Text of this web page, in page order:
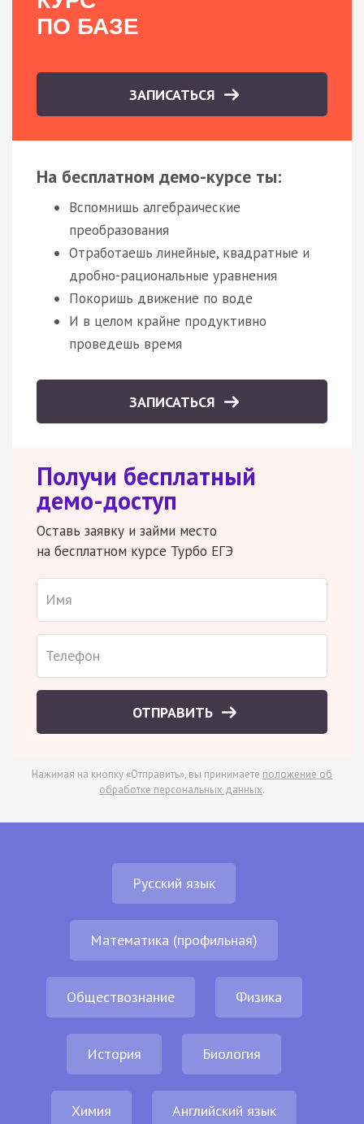
ПО БАЗЕ
ЗАПИСАТЬСЯ
На бесплатном демо-курсе ты:
Вспомнишь алгебраические
преобразования
Отработаешь линейные, квадратные и
дробно-рациональные уравнения
Покоришь движение по воде
И в целом крайне продуктивно
проведешь время
ЗАПИСАТЬСЯ
Получи бесплатный
демо-доступ
Оставь заявку и займи место
на бесплатном курсе Турбо ЕГЭ
ОТПРАВИТЬ
Нажимая на кнопку «Отправить», вы принимаете положение об
обработке персональных данных.
Русский язык
Математика (профильная)
Обществознание Физика
История Биология
Химия Английский язык